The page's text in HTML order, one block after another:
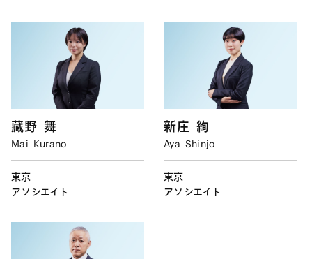
藏野 舞
Mai Kurano
東京
アソシエイト
新庄 絢
Aya Shinjo
東京
アソシエイト